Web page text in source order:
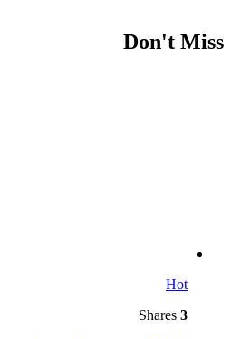
Don't Miss
Hot
3